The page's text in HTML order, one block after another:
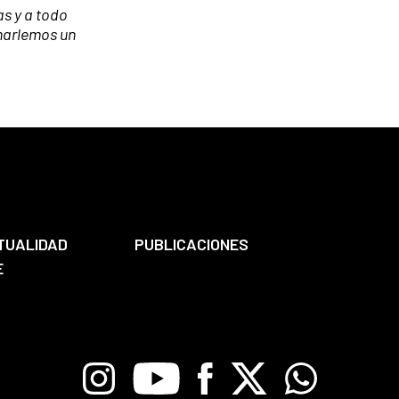
y a todo
un
PUBLICACIONES
InstagramYoutube Facebook
X Whatsapp